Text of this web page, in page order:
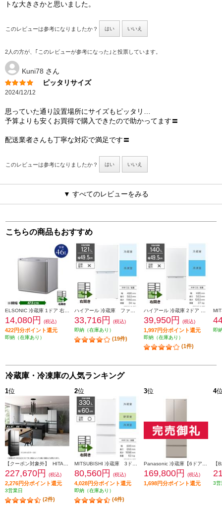
トな大きさかと思いました。
このレビューは参考になりましたか？ はい いいえ
2人の方が、｢このレビューが参考になった｣と投票しています。
Kuni78 さん
ピッタリサイズ
2024/12/12
思っていた通り設置場所にサイズもピッタリ…
予算よりも安くお買得で購入できたので助かってます〓
配送業者さんも丁寧な対応で満足です〓
このレビューは参考になりましたか？ はい いいえ
▼ すべてのレビューをみる
こちらの商品もおすすめ
14,080円 (税込)
422円分ポイント還元
即納（在庫あり）
33,716円
(税込)
即納（在庫あり）
(19件)
39,950円 (税込)
1,997円分ポイント還元
即納（在庫あり）
(1件)
即
冷蔵庫・冷凍庫の人気ランキング
1位
227,670円 (税込)
2,276円分ポイント還元
3営業日
(2件)
2位
80,560円 (税込)
4,028円分ポイント還元
即納（在庫あり）
(4件)
3位
169,800円 (税込)
1,698円分ポイント還元
4
3営